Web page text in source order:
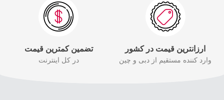
ارزانترین قیمت در کشور
وارد کننده مستقیم از دبی و چین
تضمین کمترین قیمت
در کل اینترنت